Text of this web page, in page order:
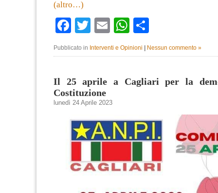
(altro…)
Facebook
TwitterEmailWhatsApp
Pubblicato in Interventi e Opinioni Nessun commento »
Il 25 aprile a Cagliari per la
Costituzione
lunedì 24 Aprile 2023